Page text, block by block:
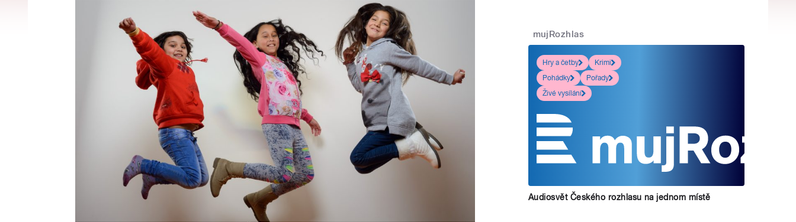
mujRozhlas
Hry a četby
Krimi
Pohádky
Pořady
Živé vysílání
Audiosvět Českého rozhlasu na jednom místě